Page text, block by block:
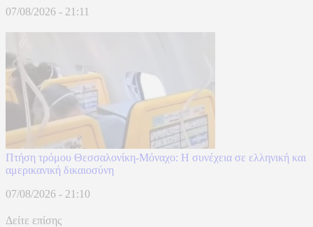
07/08/2026 - 21:11
Πτήση τρόμου Θεσσαλονίκη-Μόναχο: Η συνέχεια σε ελληνική και
αμερικανική δικαιοσύνη
07/08/2026 - 21:10
Δείτε επίσης